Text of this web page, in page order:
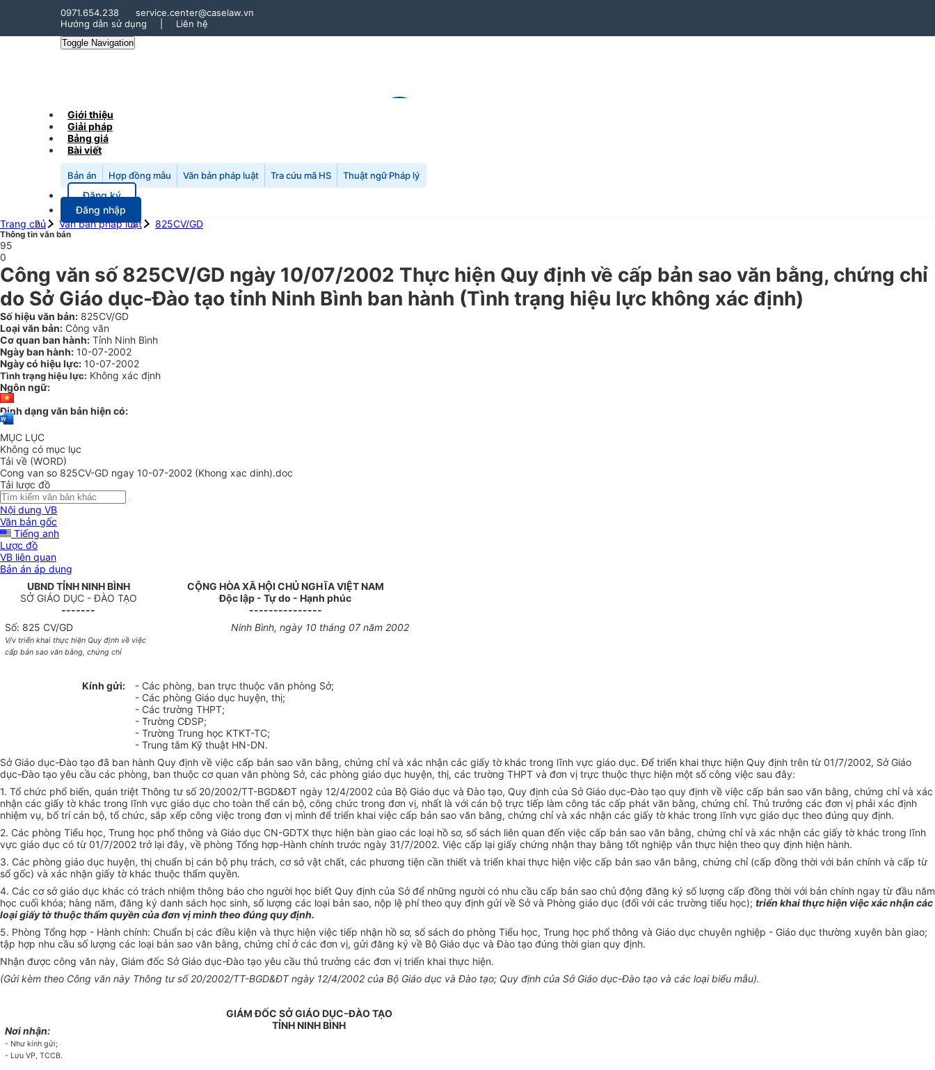
0971.654.238
service.center@caselaw.vn
Hướng dẫn sử dụng
Liên hệ
Toggle Navigation
Giới thiệu
Giải pháp
Bảng giá
Bài viết
Bản án Hợp đồng mẫu Văn bản pháp luật Tra cứu mã HS Thuật ngữ Pháp lý
Đăng ký
Đăng nhập
Trang chủ
Văn bản pháp luật 825CV/GD
Thông tin văn bản
95
0
Công văn số 825CV/GD ngày 10/07/2002 Thực hiện Quy định về cấp bản sao văn bằng, chứng chỉ
do Sở Giáo dục-Đào tạo tỉnh Ninh Bình ban hành (Tình trạng hiệu lực không xác định)
Số hiệu văn bản: 825CV/GD
Loại văn bản: Công văn
Cơ quan ban hành: Tỉnh Ninh Bình
Ngày ban hành: 10-07-2002
Ngày có hiệu lực: 10-07-2002
Tình trạng hiệu lực: Không xác định
Ngôn ngữ:
Định dạng văn bản hiện có:
MỤC LỤC
Không có mục lục
Tải về (WORD)
Cong van so 825CV-GD ngay 10-07-2002 (Khong xac dinh).doc
Tải lược đồ
Nội dung VB
Văn bản gốc
Tiếng anh
Lược đồ
VB liên quan
Bản án áp dụng
UBND TỈNH NINH BÌNH
SỞ GIÁO DỤC - ĐÀO TẠO
-------
CỘNG HÒA XÃ HỘI CHỦ NGHĨA VIỆT NAM
Độc lập - Tự do - Hạnh phúc
---------------
Số: 825 CV/GD
V/v triển khai thực hiện Quy định về việc
cấp bản sao văn bằng, chứng chỉ
Ninh Bình, ngày 10 tháng 07 năm 2002
Kính gửi:
- Các phòng, ban trực thuộc văn phòng Sở;
- Các phòng Giáo dục huyện, thị;
- Các trường THPT;
- Trường CĐSP;
- Trường Trung học KTKT-TC;
- Trung tâm Kỹ thuật HN-DN.
Sở Giáo dục-Đào tạo đã ban hành Quy định về việc cấp bản sao văn bằng, chứng chỉ và xác nhận các giấy tờ khác trong lĩnh vực giáo dục. Để triển khai thực hiện Quy định trên từ 01/7/2002, Sở Giáo
dục-Đào tạo yêu cầu các phòng, ban thuộc cơ quan văn phòng Sở, các phòng giáo dục huyện, thị, các trường THPT và đơn vị trực thuộc thực hiện một số công việc sau đây:
1. Tổ chức phổ biến, quán triệt Thông tư số 20/2002/TT-BGD&ĐT ngày 12/4/2002 của Bộ Giáo dục và Đào tạo, Quy định của Sở Giáo dục-Đào tạo quy định về việc cấp bản sao văn bằng, chứng chỉ và xác
nhận các giấy tờ khác trong lĩnh vực giáo dục cho toàn thể cán bộ, công chức trong đơn vị, nhất là với cán bộ trực tiếp làm công tác cấp phát văn bằng, chứng chỉ. Thủ trưởng các đơn vị phải xác định
nhiệm vụ, bố trí cán bộ, tổ chức, sắp xếp công việc trong đơn vị mình để triển khai việc cấp bản sao văn bằng, chứng chỉ và xác nhận các giấy tờ khác trong lĩnh vực giáo dục theo đúng quy định.
2. Các phòng Tiểu học, Trung học phổ thông và Giáo dục CN-GDTX thực hiện bàn giao các loại hồ sơ, sổ sách liên quan đến việc cấp bản sao văn bằng, chứng chỉ và xác nhận các giấy tờ khác trong lĩnh
vực giáo dục có từ 01/7/2002 trở lại đây, về phòng Tổng hợp-Hành chính trước ngày 31/7/2002. Việc cấp lại giấy chứng nhận thay bằng tốt nghiệp vẫn thực hiện theo quy định hiện hành.
3. Các phòng giáo dục huyện, thị chuẩn bị cán bộ phụ trách, cơ sở vật chất, các phương tiện cần thiết và triển khai thực hiện việc cấp bản sao văn bằng, chứng chỉ (cấp đồng thời với bản chính và cấp từ
sổ gốc) và xác nhận giấy tờ khác thuộc thẩm quyền.
4. Các cơ sở giáo dục khác có trách nhiệm thông báo cho người học biết Quy định của Sở để những người có nhu cầu cấp bản sao chủ động đăng ký số lượng cấp đồng thời với bản chính ngay từ đầu năm
học cuối khóa; hàng năm, đăng ký danh sách học sinh, số lượng các loại bản sao, nộp lệ phí theo quy định gửi về Sở và Phòng giáo dục (đối với các trường tiểu học); triển khai thực hiện việc xác nhận các
loại giấy tờ thuộc thẩm quyền của đơn vị mình theo đúng quy định.
5. Phòng Tổng hợp - Hành chính: Chuẩn bị các điều kiện và thực hiện việc tiếp nhận hồ sơ, sổ sách do phòng Tiểu học, Trung học phổ thông và Giáo dục chuyên nghiệp - Giáo dục thường xuyên bàn giao;
tập hợp nhu cầu số lượng các loại bản sao văn bằng, chứng chỉ ở các đơn vị, gửi đăng ký về Bộ Giáo dục và Đào tạo đúng thời gian quy định.
Nhận được công văn này, Giám đốc Sở Giáo dục-Đào tạo yêu cầu thủ trưởng các đơn vị triển khai thực hiện.
(Gửi kèm theo Công văn này Thông tư số 20/2002/TT-BGD&ĐT ngày 12/4/2002 của Bộ Giáo dục và Đào tạo; Quy định của Sở Giáo dục-Đào tạo và các loại biểu mẫu).
Nơi nhận:
- Như kính gửi;
- Lưu VP, TCCB.
GIÁM ĐỐC SỞ GIÁO DỤC-ĐÀO TẠO
TỈNH NINH BÌNH